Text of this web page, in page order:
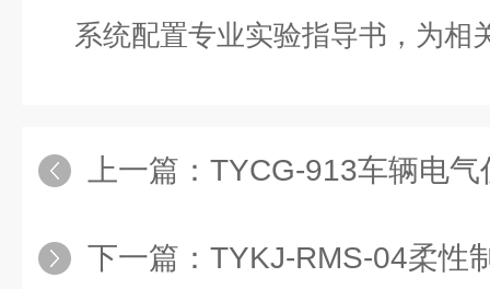
系统配置专业实验指导书，为相
上一篇： TYCG-913车辆电气仿真及支
下一篇： TYKJ-RMS-04柔性制造实训系